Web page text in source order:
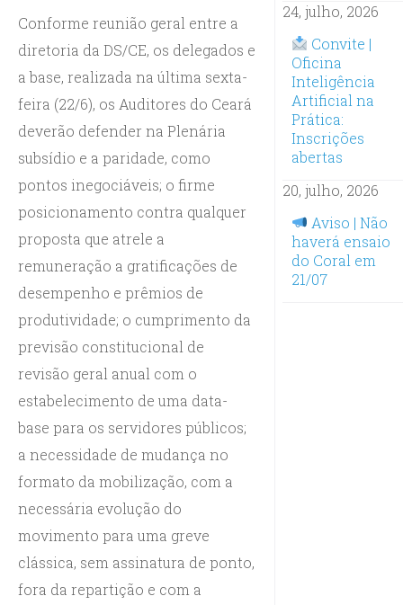
Conforme reunião geral entre a
diretoria da DS/CE, os delegados e
a base, realizada na última sexta-
feira (22/6), os Auditores do Ceará
deverão defender na Plenária
subsídio e a paridade, como
pontos inegociáveis; o firme
posicionamento contra qualquer
proposta que atrele a
remuneração a gratificações de
desempenho e prêmios de
produtividade; o cumprimento da
previsão constitucional de
revisão geral anual com o
estabelecimento de uma data-
base para os servidores públicos;
a necessidade de mudança no
formato da mobilização, com a
necessária evolução do
movimento para uma greve
clássica, sem assinatura de ponto,
fora da repartição e com a
24, julho, 2026
Convite |
Oficina
Inteligência
Artificial na
Prática:
Inscrições
abertas
20, julho, 2026
Aviso | Não
haverá ensaio
do Coral em
21/07